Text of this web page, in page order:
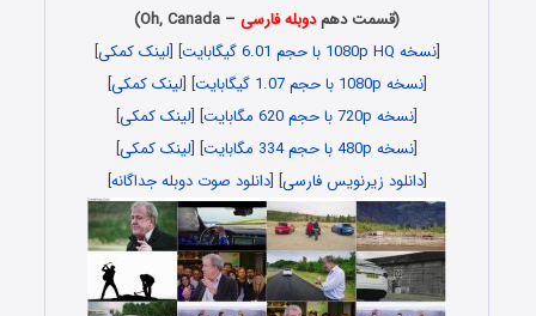
(قسمت دهمدوبله فارسی – Oh, Canada)
[نسخه 1080p HQ با حجم 6.01 گیگابایت ] [لینک کمکی]
[نسخه 1080p با حجم 1.07 گیگابایت ] [لینک کمکی]
[نسخه 720p با حجم 620 مگابایت ] [لینک کمکی]
[نسخه 480p با حجم 334 مگابایت ] [لینک کمکی]
[دانلود زیرنویس فارسی] [دانلود صوت دوبله جداگانه]